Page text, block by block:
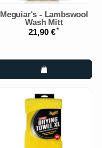
Meguiar's - Lambswool
Wash Mitt
21,90 €*